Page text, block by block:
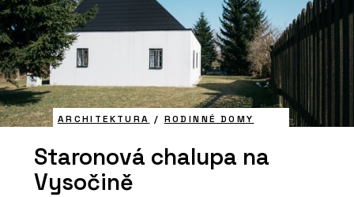
ARCHITEKTURA / RODINNÉ DOMY
Staronová chalupa na
Vysočině